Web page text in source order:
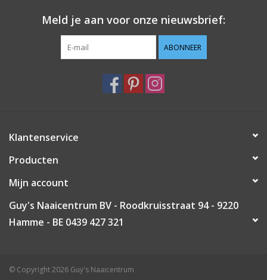
Meld je aan voor onze nieuwsbrief:
ABONNEER
Klantenservice
Producten
Mijn account
Guy's Naaicentrum BV - Roodkruisstraat 94 - 9220
Hamme - BE 0439 427 321
© Copyright 2026 Guy's Naaicentrum